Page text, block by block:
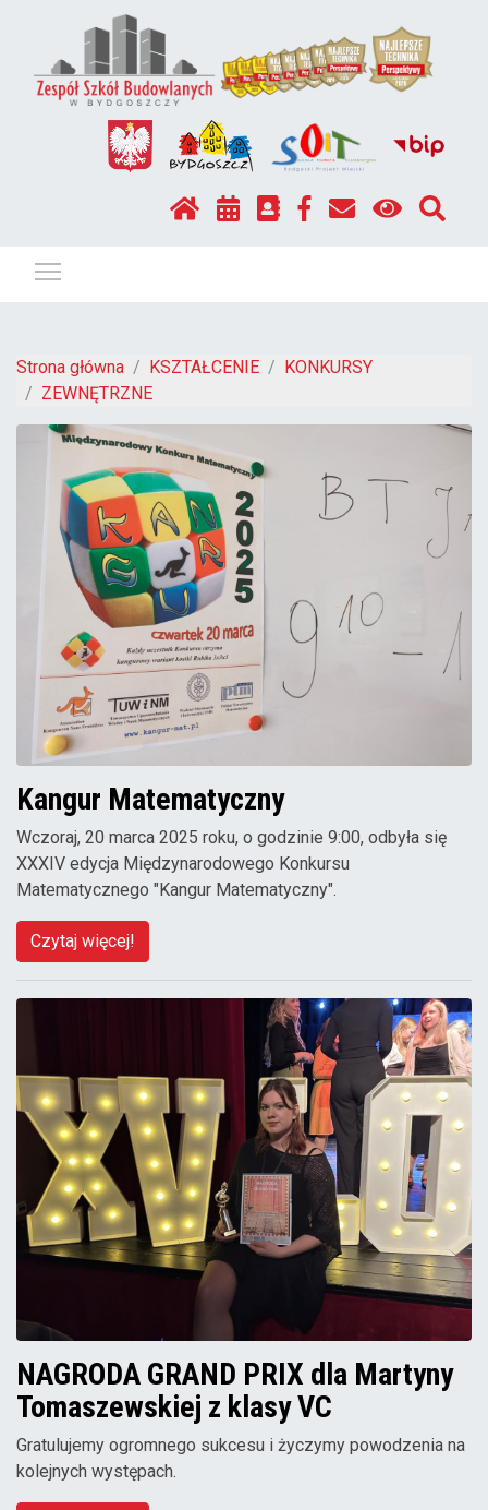
Strona główna KSZTAŁCENIE
KONKURSY
ZEWNĘTRZNE
Kangur Matematyczny
Wczoraj, 20 marca 2025 roku, o godzinie 9:00, odbyła się
XXXIV edycja Międzynarodowego Konkursu
Matematycznego "Kangur Matematyczny".
Czytaj więcej!
NAGRODA GRAND PRIX dla Martyny
Tomaszewskiej z klasy VC
Gratulujemy ogromnego sukcesu i życzymy powodzenia na
kolejnych występach.